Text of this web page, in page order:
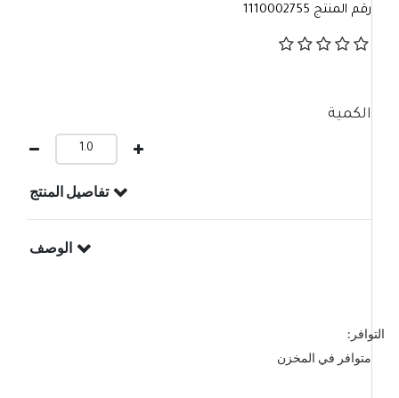
رقم المنتج 1110002755
الكمية
تفاصيل المنتج
الوصف
التوافر:
متوافر في المخزن